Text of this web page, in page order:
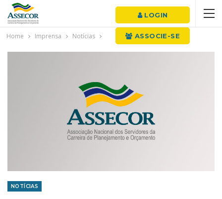
LOGIN
ASSOCIE-SE
Home Imprensa Notícias
NOTÍCIAS